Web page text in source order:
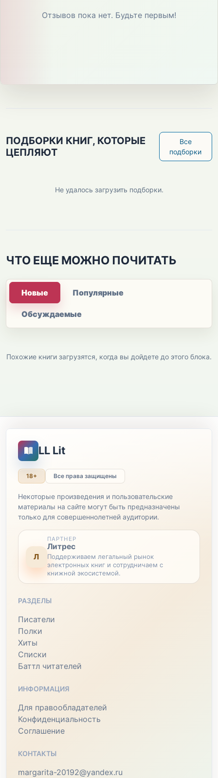
Отзывов пока нет. Будьте первым!
ПОДБОРКИ КНИГ, КОТОРЫЕ
ЦЕПЛЯЮТ
Все
подборки
Не удалось загрузить подборки.
ЧТО ЕЩЕ МОЖНО ПОЧИТАТЬ
Новые Популярные
Обсуждаемые
Похожие книги загрузятся, когда вы дойдете до этого блока.
LL Lit
18+ Все права защищены
Некоторые произведения и пользовательские
материалы на сайте могут быть предназначены
только для совершеннолетней аудитории.
Л
ПАРТНЕР
Литрес
Поддерживаем легальный рынок
электронных книг и сотрудничаем с
книжной экосистемой.
РАЗДЕЛЫ
Писатели
Полки
Хиты
Списки
Баттл читателей
ИНФОРМАЦИЯ
Для правообладателей
Конфиденциальность
Соглашение
КОНТАКТЫ
margarita-20192@yandex.ru